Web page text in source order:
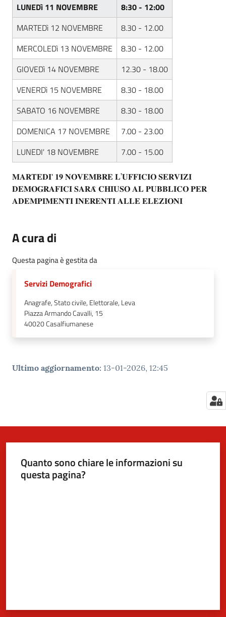
LUNEDì 11 NOVEMBRE
8:30 - 12:00
MARTEDì 12 NOVEMBRE
8.30 - 12.00
MERCOLEDì 13 NOVEMBRE
8.30 - 12.00
GIOVEDì 14 NOVEMBRE
12.30 - 18.00
VENERDì 15 NOVEMBRE
8.30 - 18.00
SABATO 16 NOVEMBRE
8.30 - 18.00
DOMENICA 17 NOVEMBRE
7.00 - 23.00
LUNEDI' 18 NOVEMBRE
7.00 - 15.00
𝐌𝐀𝐑𝐓𝐄𝐃𝐈' 𝟏𝟗 𝐍𝐎𝐕𝐄𝐌𝐁𝐑𝐄 𝐋’𝐔𝐅𝐅𝐈𝐂𝐈𝐎 𝐒𝐄𝐑𝐕𝐈𝐙𝐈
𝐃𝐄𝐌𝐎𝐆𝐑𝐀𝐅𝐈𝐂𝐈 𝐒𝐀𝐑𝐀̀ 𝐂𝐇𝐈𝐔𝐒𝐎 𝐀𝐋 𝐏𝐔𝐁𝐁𝐋𝐈𝐂𝐎 𝐏𝐄𝐑
𝐀𝐃𝐄𝐌𝐏𝐈𝐌𝐄𝐍𝐓𝐈 𝐈𝐍𝐄𝐑𝐄𝐍𝐓𝐈 𝐀𝐋𝐋𝐄 𝐄𝐋𝐄𝐙𝐈𝐎𝐍𝐈
A cura di
Questa pagina è gestita da
Servizi Demografici
Anagrafe, Stato civile, Elettorale, Leva
Piazza Armando Cavalli, 15
40020Casalfiumanese
Ultimo aggiornamento: 13-01-2026, 12:45
Quanto sono chiare le informazioni su
questa pagina?